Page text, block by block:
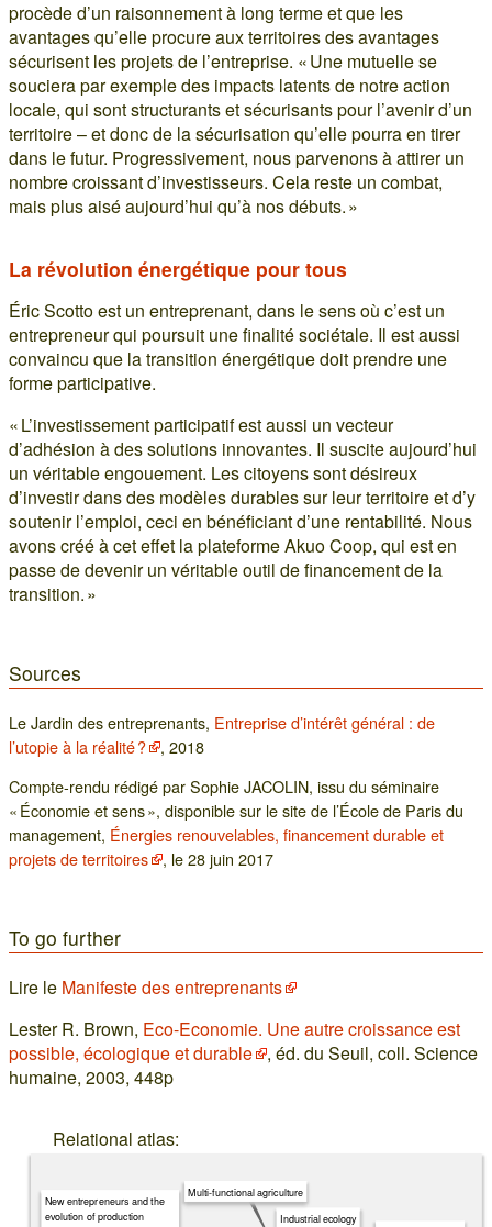
procède d’un raisonnement à long terme et que les
avantages qu’elle procure aux territoires des avantages
sécurisent les projets de l’entreprise. « Une mutuelle se
souciera par exemple des impacts latents de notre action
locale, qui sont structurants et sécurisants pour l’avenir d’un
territoire – et donc de la sécurisation qu’elle pourra en tirer
dans le futur. Progressivement, nous parvenons à attirer un
nombre croissant d’investisseurs. Cela reste un combat,
mais plus aisé aujourd’hui qu’à nos débuts. »
La révolution énergétique pour tous
Éric Scotto est un entreprenant, dans le sens où c’est un
entrepreneur qui poursuit une finalité sociétale. Il est aussi
convaincu que la transition énergétique doit prendre une
forme participative.
« L’investissement participatif est aussi un vecteur
d’adhésion à des solutions innovantes. Il suscite aujourd’hui
un véritable engouement. Les citoyens sont désireux
d’investir dans des modèles durables sur leur territoire et d’y
soutenir l’emploi, ceci en bénéficiant d’une rentabilité. Nous
avons créé à cet effet la plateforme Akuo Coop, qui est en
passe de devenir un véritable outil de financement de la
transition. »
Sources
Le Jardin des entreprenants, Entreprise d’intérêt général : de
l’utopie à la réalité ?
, 2018
Compte-rendu rédigé par Sophie JACOLIN, issu du séminaire
« Économie et sens », disponible sur le site de l’École de Paris du
management, Énergies renouvelables, financement durable et
projets de territoires
, le 28 juin 2017
To go further
Lire le Manifeste des entreprenants
Lester R. Brown, Eco-Economie. Une autre croissance est
possible, écologique et durable
, éd. du Seuil, coll. Science
humaine, 2003, 448p
Relational atlas:
Industrial ecology
Multi-functional agriculture
New entrepreneurs and the
evolution of production